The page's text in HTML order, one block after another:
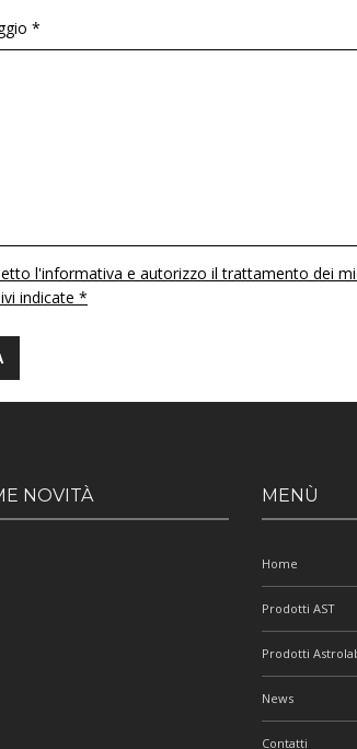
*
l'informativa e autorizzo il trattamento dei
indicate *
NOVITÀ MENÙ
Home
Prodotti AST
Prodotti
News
Contatti